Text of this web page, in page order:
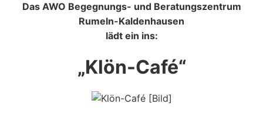
Das AWO Begegnungs- und Beratungszentrum
Rumeln-Kaldenhausen
lädt ein ins:
„Klön-Café“